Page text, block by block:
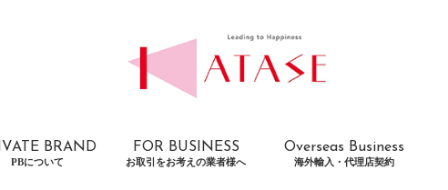
BRAND
PBについて
FOR BUSINESS
お取引をお考えの業者様へ
Overseas Business
海外輸入・代理店契約